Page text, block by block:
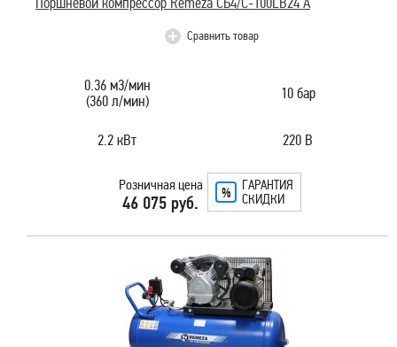
Сравнить товар
0.36 м3/мин
(360 л/мин)
10 бар
2.2 кВт 220 В
Розничная цена
46 075 руб.
ГАРАНТИЯ
СКИДКИ